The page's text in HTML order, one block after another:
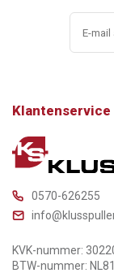
Klantenservice
0570-626255
KVK-nummer:
BTW-nummer: